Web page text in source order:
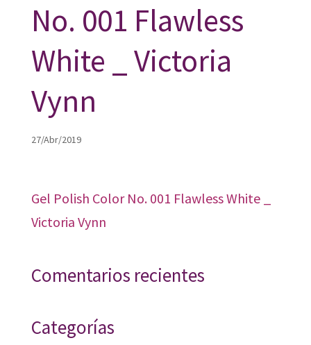
No. 001 Flawless
White _ Victoria
Vynn
27/Abr/2019
Gel Polish Color No. 001 Flawless White _
Victoria Vynn
Comentarios recientes
Categorías